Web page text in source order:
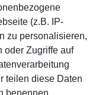
(z.B. IP-
zu personalisieren,
oder Zugriffe auf
teilen diese Daten
benennen.